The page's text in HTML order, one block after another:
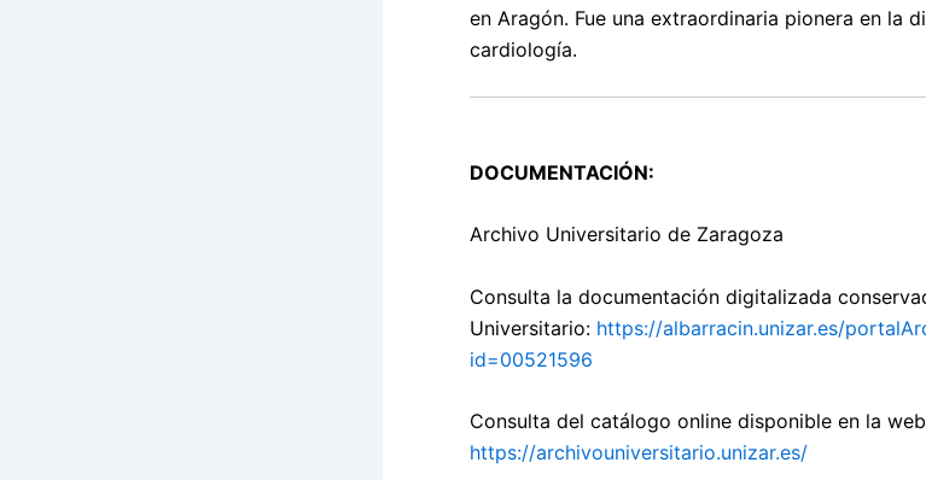
en Aragón. Fue una extraordinaria pionera en la
cardiología.
DOCUMENTACIÓN:
Archivo Universitario de Zaragoza
Consulta la documentación digitalizada
Universitario: https://albarracin.unizar.es/
id=00521596
Consulta del catálogo online disponible en la web
https://archivouniversitario.unizar.es/